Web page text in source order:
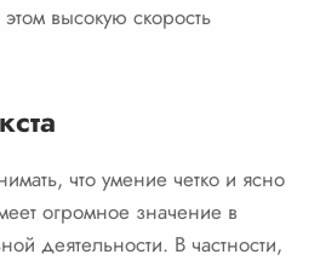
высокую скорость
что умение четко и ясно
огромное значение в
деятельности. В частности,